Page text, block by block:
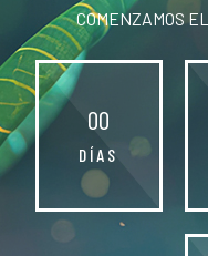
COMENZAMOS
00
DÍAS